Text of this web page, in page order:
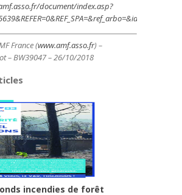
document/index.asp?
France (www.amf.asso.fr) –
– BW39047 – 26/10/2018
incendies de forêt